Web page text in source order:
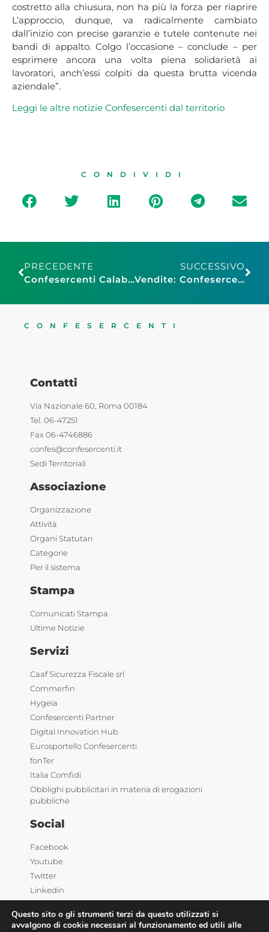
costretto alla chiusura, non ha più la forza per riaprire
L’approccio, dunque, va radicalmente cambiato
dall’inizio con precise garanzie e tutele contenute nei
bandi di appalto. Colgo l’occasione – conclude – per
esprimere ancora una volta piena solidarietà ai
lavoratori, anch’essi colpiti da questa brutta vicenda
aziendale”.
Leggi le altre notizie Confesercenti dal territorio
CONDIVIDI
PRECEDENTE
Confesercenti Calabria: Claudio Aloisio eletto all’unanimità Presidente regionale
SUCCESSIVO
Vendite: Confesercenti, a maggio in modesta ripresa ma segnale positivo in attesa dei saldi
CONFESERCENTI
Contatti
Via Nazionale 60, Roma 00184
Tel. 06-47251
Fax 06-4746886
confes@confesercenti.it
Sedi Territoriali
Associazione
Organizzazione
Attività
Organi Statutari
Categorie
Per il sistema
Stampa
Comunicati Stampa
Ultime Notizie
Servizi
Caaf Sicurezza Fiscale srl
Commerfin
Hygeia
Confesercenti Partner
Digital Innovation Hub
Eurosportello Confesercenti
fonTer
Italia Comfidi
Obblighi pubblicitari in materia di erogazioni
pubbliche
Social
Facebook
Youtube
Twitter
Linkedin
Questo sito o gli strumenti terzi da questo utilizzati si
avvalgono di cookie necessari al funzionamento ed utili alle